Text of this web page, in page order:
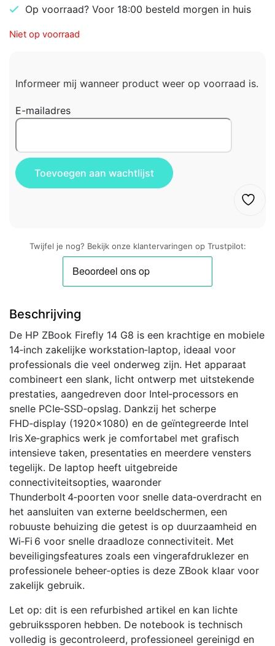
Op voorraad? Voor 18:00 besteld morgen in huis
Niet op voorraad
Informeer mij wanneer product weer op voorraad is.
E-mailadres
Twijfel je nog? Bekijk onze klantervaringen op Trustpilot:
Beschrijving
De HP ZBook Firefly 14 G8 is een krachtige en mobiele
14‑inch zakelijke workstation‑laptop, ideaal voor
professionals die veel onderweg zijn. Het apparaat
combineert een slank, licht ontwerp met uitstekende
prestaties, aangedreven door Intel‑processors en
snelle PCIe‑SSD‑opslag. Dankzij het scherpe
FHD‑display (1920×1080) en de geïntegreerde Intel
Iris Xe‑graphics werk je comfortabel met grafisch
intensieve taken, presentaties en meerdere vensters
tegelijk. De laptop heeft uitgebreide
connectiviteitsopties, waaronder
Thunderbolt 4‑poorten voor snelle data‑overdracht en
het aansluiten van externe beeldschermen, een
robuuste behuizing die getest is op duurzaamheid en
Wi‑Fi 6 voor snelle draadloze connectiviteit. Met
beveiligingsfeatures zoals een vingerafdruklezer en
professionele beheer‑opties is deze ZBook klaar voor
zakelijk gebruik.
Let op: dit is een refurbished artikel en kan lichte
gebruikssporen hebben. De notebook is technisch
volledig is gecontroleerd, professioneel gereinigd en